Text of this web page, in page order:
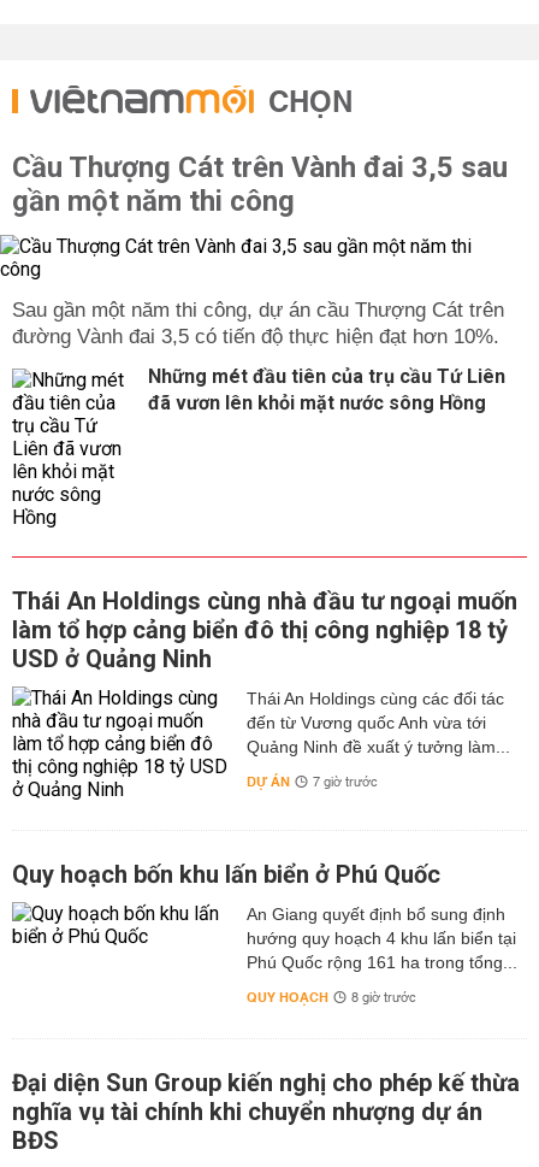
CHỌN
Cầu Thượng Cát trên Vành đai 3,5 sau
gần một năm thi công
Sau gần một năm thi công, dự án cầu Thượng Cát trên
đường Vành đai 3,5 có tiến độ thực hiện đạt hơn 10%.
Những mét đầu tiên của trụ cầu Tứ Liên
đã vươn lên khỏi mặt nước sông Hồng
Thái An Holdings cùng nhà đầu tư ngoại muốn
làm tổ hợp cảng biển đô thị công nghiệp 18 tỷ
USD ở Quảng Ninh
Thái An Holdings cùng các đối tác
đến từ Vương quốc Anh vừa tới
Quảng Ninh đề xuất ý tưởng làm...
DỰ ÁN 7 giờ trước
Quy hoạch bốn khu lấn biển ở Phú Quốc
An Giang quyết định bổ sung định
hướng quy hoạch 4 khu lấn biển tại
Phú Quốc rộng 161 ha trong tổng...
QUY HOẠCH 8 giờ trước
Đại diện Sun Group kiến nghị cho phép kế thừa
nghĩa vụ tài chính khi chuyển nhượng dự án
BĐS